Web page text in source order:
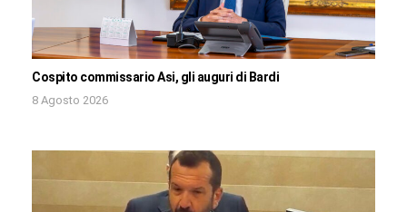
Cospito commissario Asi, gli auguri di Bardi
8 Agosto 2026